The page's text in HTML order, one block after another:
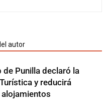
autor
de Punilla declaró la
y reducirá